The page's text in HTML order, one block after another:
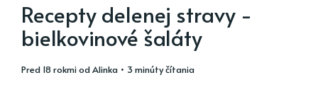
Recepty delenej stravy -
bielkovinové šaláty
pred 18 rokmiodAlinka • 3 minúty čítania